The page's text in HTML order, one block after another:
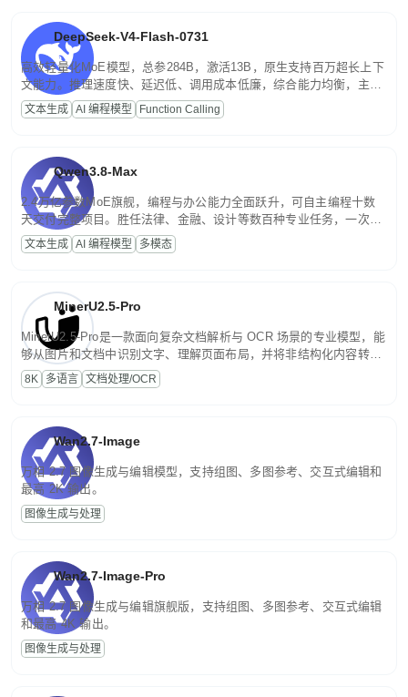
DeepSeek-V4-Flash-0731
高效轻量化MoE模型，总参284B，激活13B，原生支持百万超长上下
文能力。推理速度快、延迟低、调用成本低廉，综合能力均衡，主打
高并发、轻量化任务，适合日常对话、内容创作、基础 RAG、批量
文案处理等普惠刚需场景。
文本生成 AI 编程模型 Function Calling
Qwen3.8-Max
2.4万亿参数MoE旗舰，编程与办公能力全面跃升，可自主编程十数
天交付完整项目。胜任法律、金融、设计等数百种专业任务，一次对
话端到端交付生产级成果。原生视觉理解贯穿规划、执行与验证全流
程，支持超长文档与长视频的深度语义解析。长程任务中自主规划与
文本生成 AI 编程模型 多模态
MinerU2.5-Pro
MinerU2.5-Pro是一款面向复杂文档解析与 OCR 场景的专业模型，能
够从图片和文档中识别文字、理解页面布局，并将非结构化内容转换
为便于存储、检索和二次处理的结构化结果。
8K 多语言 文档处理/OCR
Wan2.7-Image
万相 2.7 图像生成与编辑模型，支持组图、多图参考、交互式编辑和
最高 2K 输出。
图像生成与处理
Wan2.7-Image-Pro
万相 2.7 图像生成与编辑旗舰版，支持组图、多图参考、交互式编辑
和最高 4K 输出。
图像生成与处理